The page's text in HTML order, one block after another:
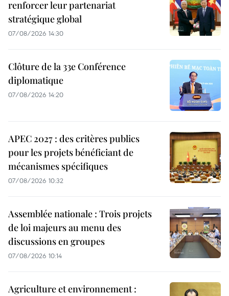
renforcer leur partenariat
stratégique global
07/08/2026 14:30
Clôture de la 33e Conférence
diplomatique
07/08/2026 14:20
APEC 2027 : des critères publics
pour les projets bénéficiant de
mécanismes spécifiques
07/08/2026 10:32
Assemblée nationale : Trois projets
de loi majeurs au menu des
discussions en groupes
07/08/2026 10:14
Agriculture et environnement :